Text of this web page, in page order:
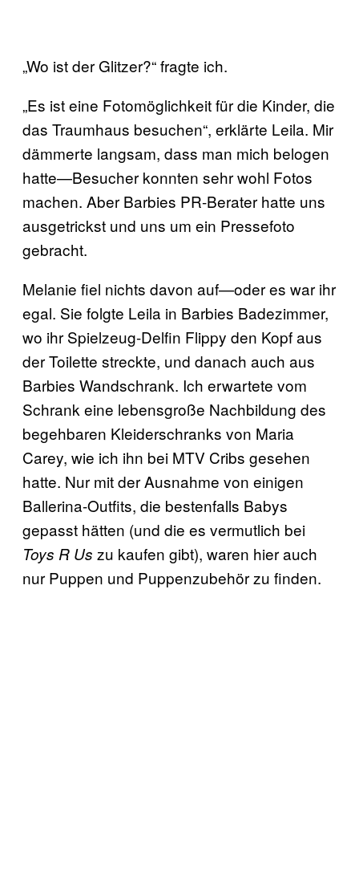
„Wo ist der Glitzer?“ fragte ich.
„Es ist eine Fotomöglichkeit für die Kinder, die
das Traumhaus besuchen“, erklärte Leila. Mir
dämmerte langsam, dass man mich belogen
hatte—Besucher konnten sehr wohl Fotos
machen. Aber Barbies PR-Berater hatte uns
ausgetrickst und uns um ein Pressefoto
gebracht.
Melanie fiel nichts davon auf—oder es war ihr
egal. Sie folgte Leila in Barbies Badezimmer,
wo ihr Spielzeug-Delfin Flippy den Kopf aus
der Toilette streckte, und danach auch aus
Barbies Wandschrank. Ich erwartete vom
Schrank eine lebensgroße Nachbildung des
begehbaren Kleiderschranks von Maria
Carey, wie ich ihn bei MTV Cribs gesehen
hatte. Nur mit der Ausnahme von einigen
Ballerina-Outfits, die bestenfalls Babys
gepasst hätten (und die es vermutlich bei
Toys R Us zu kaufen gibt), waren hier auch
nur Puppen und Puppenzubehör zu finden.